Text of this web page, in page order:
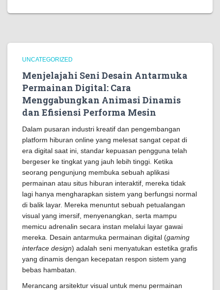
UNCATEGORIZED
Menjelajahi Seni Desain Antarmuka
Permainan Digital: Cara
Menggabungkan Animasi Dinamis
dan Efisiensi Performa Mesin
Dalam pusaran industri kreatif dan pengembangan
platform hiburan online yang melesat sangat cepat di
era digital saat ini, standar kepuasan pengguna telah
bergeser ke tingkat yang jauh lebih tinggi. Ketika
seorang pengunjung membuka sebuah aplikasi
permainan atau situs hiburan interaktif, mereka tidak
lagi hanya mengharapkan sistem yang berfungsi normal
di balik layar. Mereka menuntut sebuah petualangan
visual yang imersif, menyenangkan, serta mampu
memicu adrenalin secara instan melalui layar gawai
mereka. Desain antarmuka permainan digital (gaming
interface design) adalah seni menyatukan estetika grafis
yang dinamis dengan kecepatan respon sistem yang
bebas hambatan.
Merancang arsitektur visual untuk menu permainan